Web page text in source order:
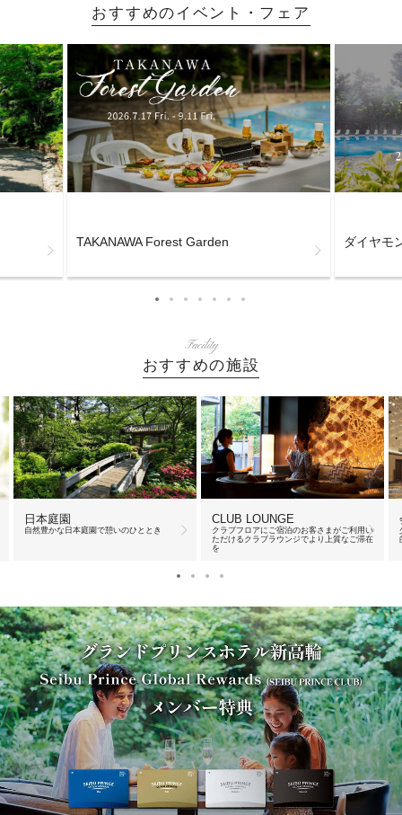
おすすめのイベント・フェア
TAKANAWA Forest Garden ダイヤモ
Facility
おすすめの施設
日本庭園
自然豊かな日本庭園で憩いのひととき
CLUB LOUNGE
クラブフロアにご宿泊のお客さまがご利用い
ただけるクラブラウンジでより上質なご滞在
を